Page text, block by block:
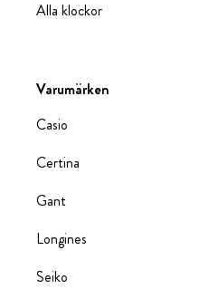
Alla klockor
Varumärken
Casio
Certina
Gant
Longines
Seiko